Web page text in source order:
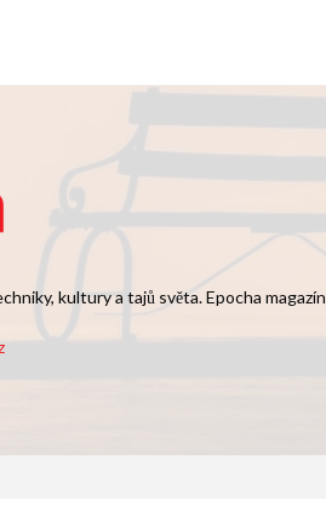
kultury a tajů světa. Epocha magazín